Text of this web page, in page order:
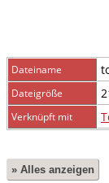
Dateiname
Dateigröße
Verknüpft mit
» Alles anzeigen